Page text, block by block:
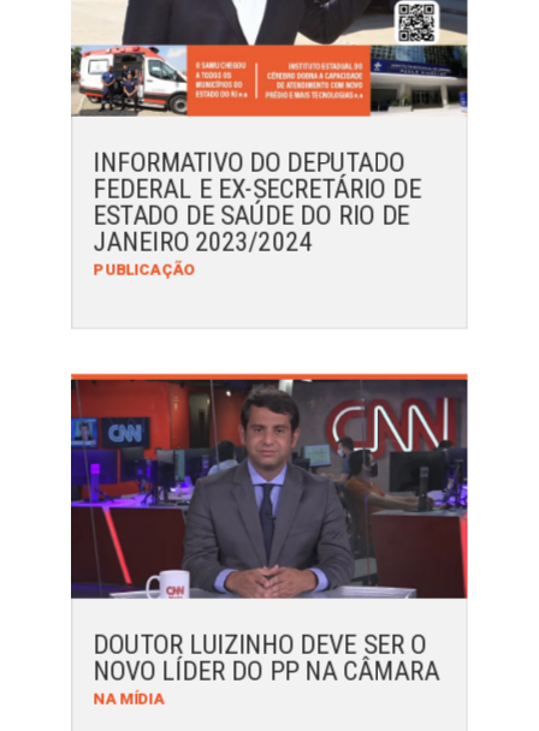
INFORMATIVO DO DEPUTADO
FEDERAL E EX-SECRETÁRIO DE
ESTADO DE SAÚDE DO RIO DE
JANEIRO 2023/2024
PUBLICAÇÃO
DOUTOR LUIZINHO DEVE SER O
NOVO LÍDER DO PP NA CÂMARA
NA MÍDIA